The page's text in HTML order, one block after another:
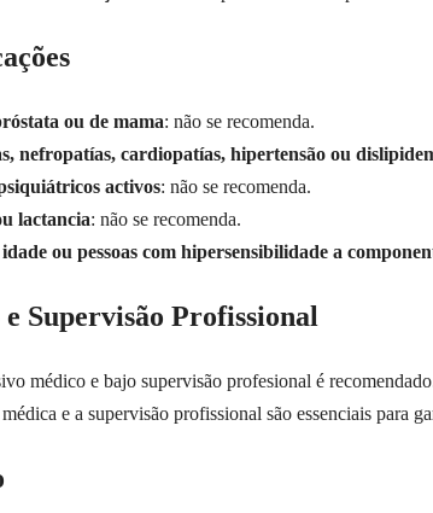
ou de mama: não se recomenda.
nefropatías, cardiopatías, hipertensão ou
activos: não se recomenda.
lactancia: não se recomenda.
ou pessoas com hipersensibilidade a
Supervisão Profissional
médico e bajo supervisão profesional é
e a supervisão profissional são essenciais para